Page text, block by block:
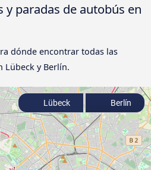
y paradas de autobús en
dónde encontrar todas las
Lübeck y Berlín.
Lübeck Berlín